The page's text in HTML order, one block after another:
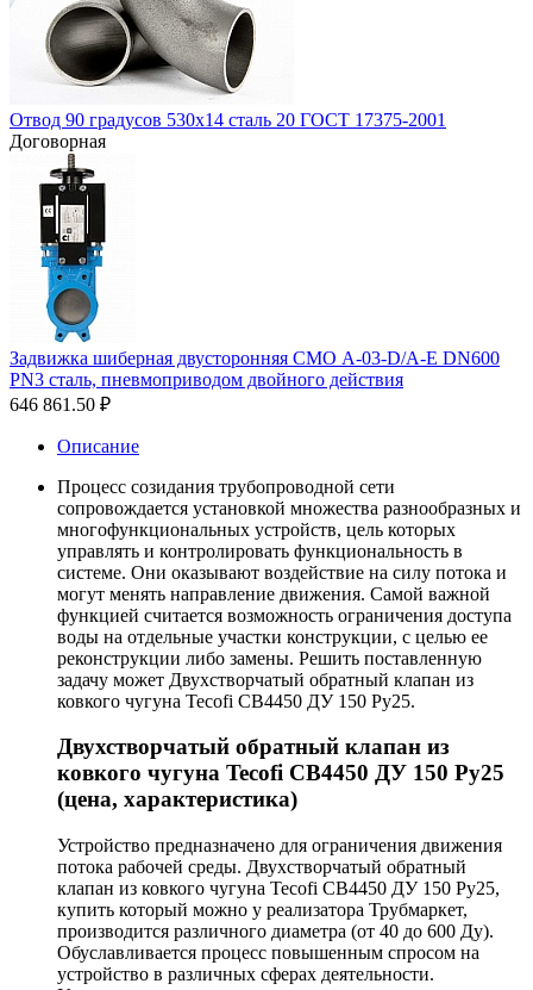
Отвод 90 градусов 530х14 сталь 20 ГОСТ 17375-2001
Договорная
Задвижка шиберная двусторонняя СМО A-03-D/A-E DN600
PN3 сталь, пневмоприводом двойного действия
646 861.50 ₽
Описание
Процесс созидания трубопроводной сети
сопровождается установкой множества разнообразных и
многофункциональных устройств, цель которых
управлять и контролировать функциональность в
системе. Они оказывают воздействие на силу потока и
могут менять направление движения. Самой важной
функцией считается возможность ограничения доступа
воды на отдельные участки конструкции, с целью ее
реконструкции либо замены. Решить поставленную
задачу может Двухстворчатый обратный клапан из
ковкого чугуна Tecofi CB4450 ДУ 150 Ру25.
Двухстворчатый обратный клапан из
ковкого чугуна Tecofi CB4450 ДУ 150 Ру25
(цена, характеристика)
Устройство предназначено для ограничения движения
потока рабочей среды. Двухстворчатый обратный
клапан из ковкого чугуна Tecofi CB4450 ДУ 150 Ру25,
купить который можно у реализатора Трубмаркет,
производится различного диаметра (от 40 до 600 Ду).
Обуславливается процесс повышенным спросом на
устройство в различных сферах деятельности.